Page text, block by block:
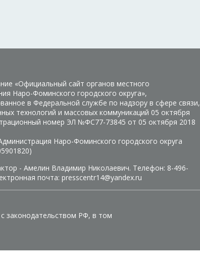
«Официальный сайт органов местного
Наро-Фоминского городского округа»,
в Федеральной службе по надзору в сфере связи,
технологий и массовых коммуникаций 05 октября
номер ЭЛ №ФС77-73845 от 05 октября 2018
Наро-Фоминского городского округа
- Амелин Владимир Николаевич. Телефон: 8-496-
почта: presscentr14@yandex.ru
законодательством РФ, в том